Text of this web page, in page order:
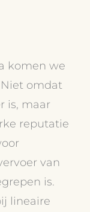
komen we
Niet omdat
is, maar
reputatie
van
is.
lineaire